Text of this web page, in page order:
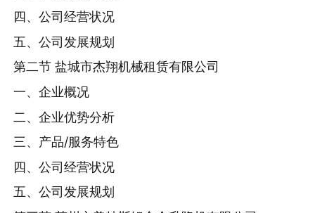
四、公司经营状况
五、公司发展规划
第二节 盐城市杰翔机械租赁有限公司
一、企业概况
二、企业优势分析
三、产品/服务特色
四、公司经营状况
五、公司发展规划